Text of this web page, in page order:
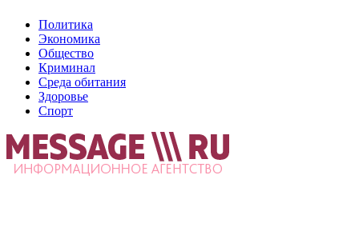
Политика
Экономика
Общество
Криминал
Среда обитания
Здоровье
Спорт